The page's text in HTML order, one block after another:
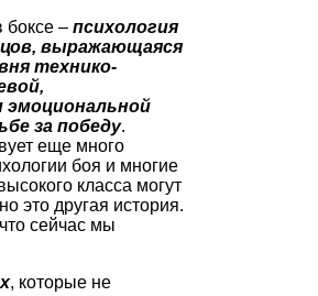
боксе – психология
выражающаяся
технико-
эмоциональной
за победу.
еще много
боя и многие
класса могут
это другая история.
сейчас мы
, которые не